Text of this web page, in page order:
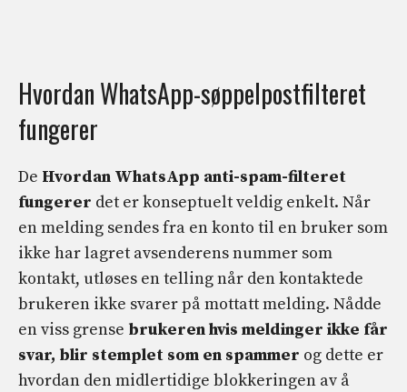
Hvordan WhatsApp-søppelpostfilteret
fungerer
De Hvordan WhatsApp anti-spam-filteret
fungerer det er konseptuelt veldig enkelt. Når
en melding sendes fra en konto til en bruker som
ikke har lagret avsenderens nummer som
kontakt, utløses en telling når den kontaktede
brukeren ikke svarer på mottatt melding. Nådde
en viss grense brukeren hvis meldinger ikke får
svar, blir stemplet som en spammer og dette er
hvordan den midlertidige blokkeringen av å